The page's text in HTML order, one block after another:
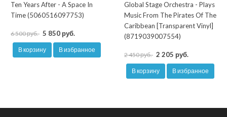
Ten Years After - A Space In
Time (5060516097753)
6 500 руб. 5 850 руб.
В корзину В избранное
Global Stage Orchestra - Plays
Music From The Pirates Of The
Caribbean [Transparent Vinyl]
(8719039007554)
2 450 руб. 2 205 руб.
В корзину В избранное